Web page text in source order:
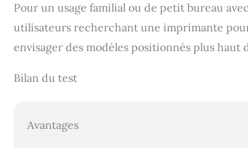
Pour un usage familial ou de petit bureau
utilisateurs recherchant une imprimante
envisager des modèles positionnés plus haut
Bilan du test
Avantages